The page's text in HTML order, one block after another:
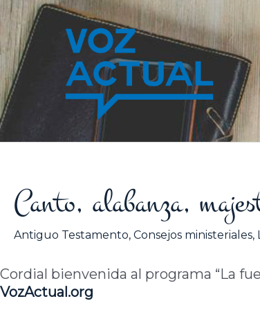
contenido
Canto, alabanza,
Antiguo Testamento, Consejos ministeriales,
Cordial bienvenida al programa “La
VozActual.org